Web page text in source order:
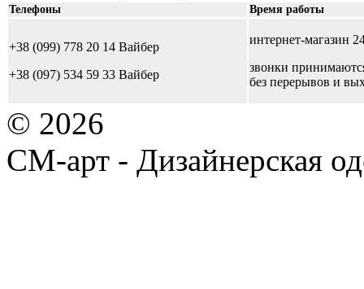
Телефоны Время работы
+38 (099) 778 20 14 Вайбер
+38 (097) 534 59 33 Вайбер
интернет-магазин
звонки
без перерывов и
© 2026
СМ-арт - Дизайнерская